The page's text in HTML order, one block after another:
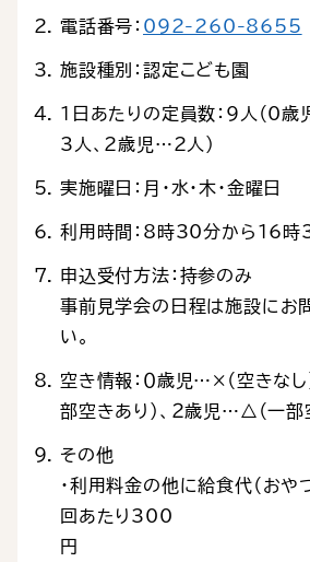
電話番号： 092-260-8655
施設種別：認定こども園
1日あたりの定員数：9人（0
3人、2歳児…2人）
実施曜日：月・水・木・金曜日
利用時間：8時30分から16
申込受付方法：持参のみ
事前見学会の日程は施設にお
い。
空き情報：０歳児…×（空きなし
部空きあり）、２歳児…△（一部
その他
・利用料金の他に給食代（おや
回あたり300